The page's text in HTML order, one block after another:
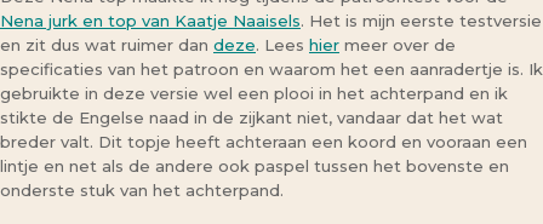
Nena jurk en top van Kaatje Naaisels. Het is mijn eerste testversie
en zit dus wat ruimer dan deze. Lees hier meer over de
specificaties van het patroon en waarom het een aanradertje is. Ik
gebruikte in deze versie wel een plooi in het achterpand en ik
stikte de Engelse naad in de zijkant niet, vandaar dat het wat
breder valt. Dit topje heeft achteraan een koord en vooraan een
lintje en net als de andere ook paspel tussen het bovenste en
onderste stuk van het achterpand.